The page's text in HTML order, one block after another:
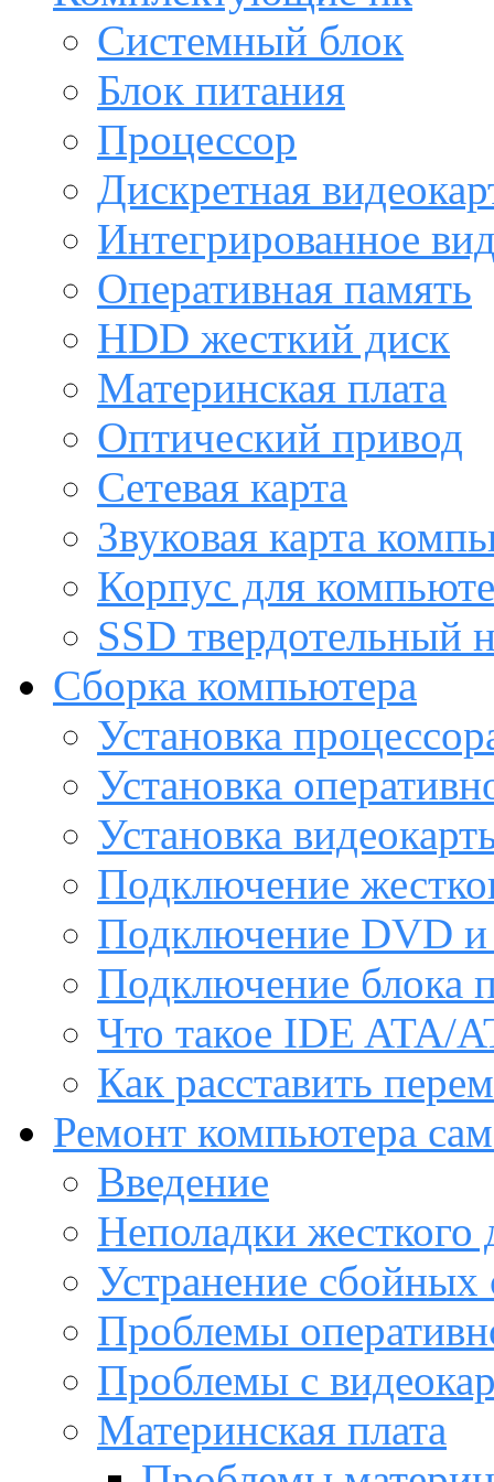
Системный блок
Блок питания
Процессор
Дискретная
Интегрированное
Оперативная память
HDD жесткий диск
Материнская плата
Оптический привод
Сетевая карта
Звуковая карта
Корпус для
SSD твердотельный
Сборка компьютера
Установка
Установка
Установка
Подключение
Подключение DVD и
Подключение блока
Что такое IDE ATA/
Как расставить
Ремонт компьютера
Введение
Неполадки жесткого
Устранение сбойных
Проблемы
Проблемы с
Материнская плата